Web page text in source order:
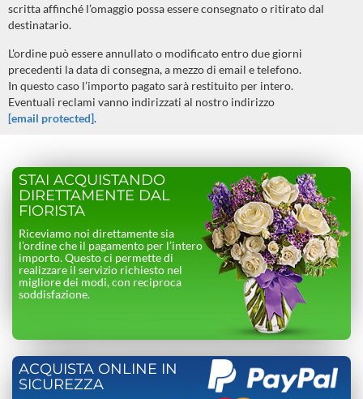
scritta affinché l’omaggio possa essere consegnato o ritirato dal
destinatario.
L'ordine può essere annullato o modificato entro due giorni
precedenti la data di consegna, a mezzo di email e telefono.
In questo caso l’importo pagato sarà restituito per intero.
Eventuali reclami vanno indirizzati al nostro indirizzo
[email protected].
STAI ACQUISTANDO
DIRETTAMENTE DAL
FIORISTA
Riceviamo noi direttamente sia
l’ordine che il pagamento per l’intero
importo. Questo ci permette di
realizzare il servizio richiesto nel
migliore dei modi, con reciproca
soddisfazione.
ACQUISTA ONLINE IN
SICUREZZA